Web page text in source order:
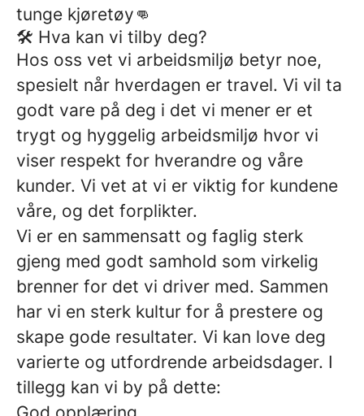
tunge kjøretøy👊
🛠️ Hva kan vi tilby deg?
Hos oss vet vi arbeidsmiljø betyr noe,
spesielt når hverdagen er travel. Vi vil ta
godt vare på deg i det vi mener er et
trygt og hyggelig arbeidsmiljø hvor vi
viser respekt for hverandre og våre
kunder. Vi vet at vi er viktig for kundene
våre, og det forplikter.
Vi er en sammensatt og faglig sterk
gjeng med godt samhold som virkelig
brenner for det vi driver med. Sammen
har vi en sterk kultur for å prestere og
skape gode resultater. Vi kan love deg
varierte og utfordrende arbeidsdager. I
tillegg kan vi by på dette: